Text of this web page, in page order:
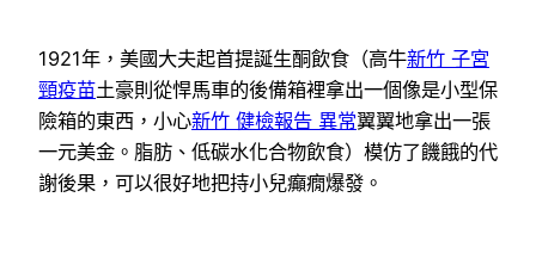
1921年，美國大夫起首提誕生酮飲食（高牛新竹 子宮
頸疫苗土豪則從悍馬車的後備箱裡拿出一個像是小型保
險箱的東西，小心新竹 健檢報告 異常翼翼地拿出一張
一元美金。脂肪、低碳水化合物飲食）模仿了饑餓的代
謝後果，可以很好地把持小兒癲癇爆發。